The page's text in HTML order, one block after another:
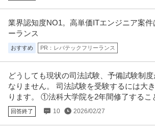
業界認知度NO1。高単価ITエンジニア案件
ーランス
おすすめ PR：レバテックフリーランス
どうしても現状の司法試験、予備試験制
なりません。 司法試験を受験するには大
ります。 ①法科大学院を2年間修了するこ
回答終了 10 2026/02/27